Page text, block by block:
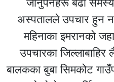
जानुपर्नेहरू बढी
अस्पतालले उपचार हुन
महिनाका इमरानको
उपचारका
बालकका बुबा सिमकोट